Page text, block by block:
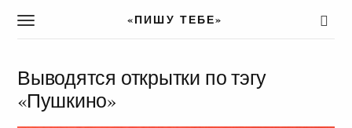
T
g
l
e
«ПИШУ ТЕБЕ»
Выводятся открытки по тэгу
«Пушкино»